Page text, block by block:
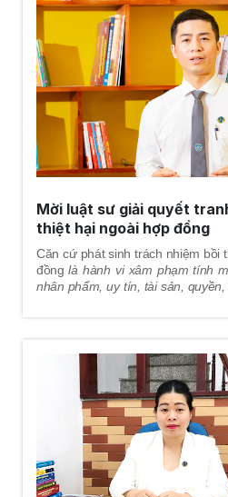
Mời luật sư giải quyết
thiệt hại ngoài hợp đồng
Căn cứ phát sinh trách nhiệm bồi
đồnglà hành vi xâm phạm tính
nhân phẩm, uy tín, tài sản, quyền,